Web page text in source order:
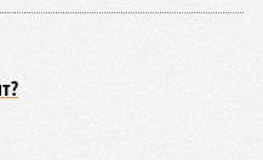
Мочить в